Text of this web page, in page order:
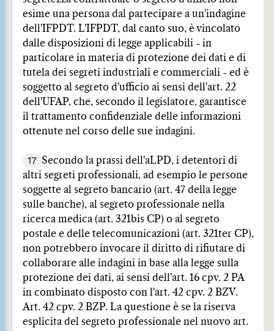
esime una persona dal partecipare a un'indagine
dell'IFPDT. L'IFPDT, dal canto suo, è vincolato
dalle disposizioni di legge applicabili - in
particolare in materia di protezione dei dati e di
tutela dei segreti industriali e commerciali - ed è
soggetto al segreto d'ufficio ai sensi dell'art. 22
dell'UFAP, che, secondo il legislatore, garantisce
il trattamento confidenziale delle informazioni
ottenute nel corso delle sue indagini.
17 Secondo la prassi dell'aLPD, i detentori di
altri segreti professionali, ad esempio le persone
soggette al segreto bancario (art. 47 della legge
sulle banche), al segreto professionale nella
ricerca medica (art. 321bis CP) o al segreto
postale e delle telecomunicazioni (art. 321ter CP),
non potrebbero invocare il diritto di rifiutare di
collaborare alle indagini in base alla legge sulla
protezione dei dati, ai sensi dell'art. 16 cpv. 2 PA
in combinato disposto con l'art. 42 cpv. 2 BZV.
Art. 42 cpv. 2 BZP. La questione è se la riserva
esplicita del segreto professionale nel nuovo art.